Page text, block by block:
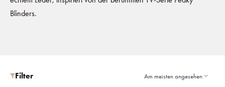
Blinders.
Filter